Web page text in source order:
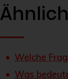
Welche
Was